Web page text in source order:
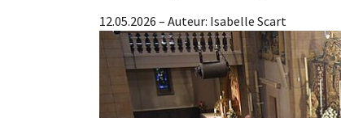
12.05.2026 – Auteur: Isabelle Scart